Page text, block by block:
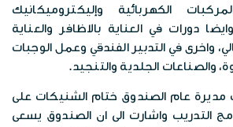
الختامية الكهربائية وإليكتروميكانيك
دورات في العناية بالاظافر والعناية
واخرى في التدبير الفندقي وعمل الوجبات
والصناعات الجلدية والتنجيد.
مديرة عام الصندوق ختام الشنيكات على
التدريب واشارت الى ان الصندوق يسعى